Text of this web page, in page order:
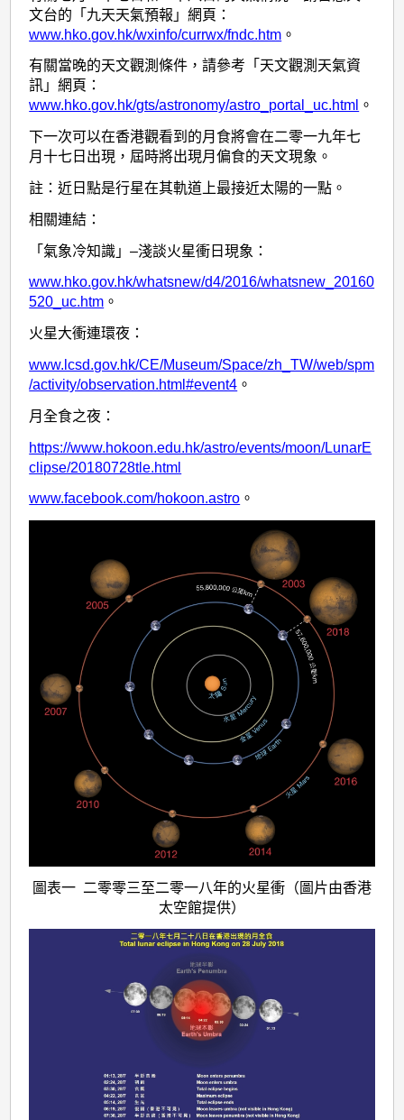
文台的「九天天氣預報」網頁：
www.hko.gov.hk/wxinfo/currwx/fndc.htm 。
有關當晚的天文觀測條件，請參考「天文觀測天氣資
訊」網頁：
www.hko.gov.hk/gts/astronomy/astro_portal_uc.html 。
下一次可以在香港觀看到的月食將會在二零一九年七
月十七日出現，屆時將出現月偏食的天文現象。
註：近日點是行星在其軌道上最接近太陽的一點。
相關連結：
「氣象冷知識」–淺談火星衝日現象：
www.hko.gov.hk/whatsnew/d4/2016/whatsnew_20160
520_uc.htm 。
火星大衝連環夜：
www.lcsd.gov.hk/CE/Museum/Space/zh_TW/web/spm
/activity/observation.html#event4 。
月全食之夜：
https://www.hokoon.edu.hk/astro/events/moon/LunarE
clipse/20180728tle.html
www.facebook.com/hokoon.astro 。
圖表一 二零零三至二零一八年的火星衝（圖片由香港
太空館提供）